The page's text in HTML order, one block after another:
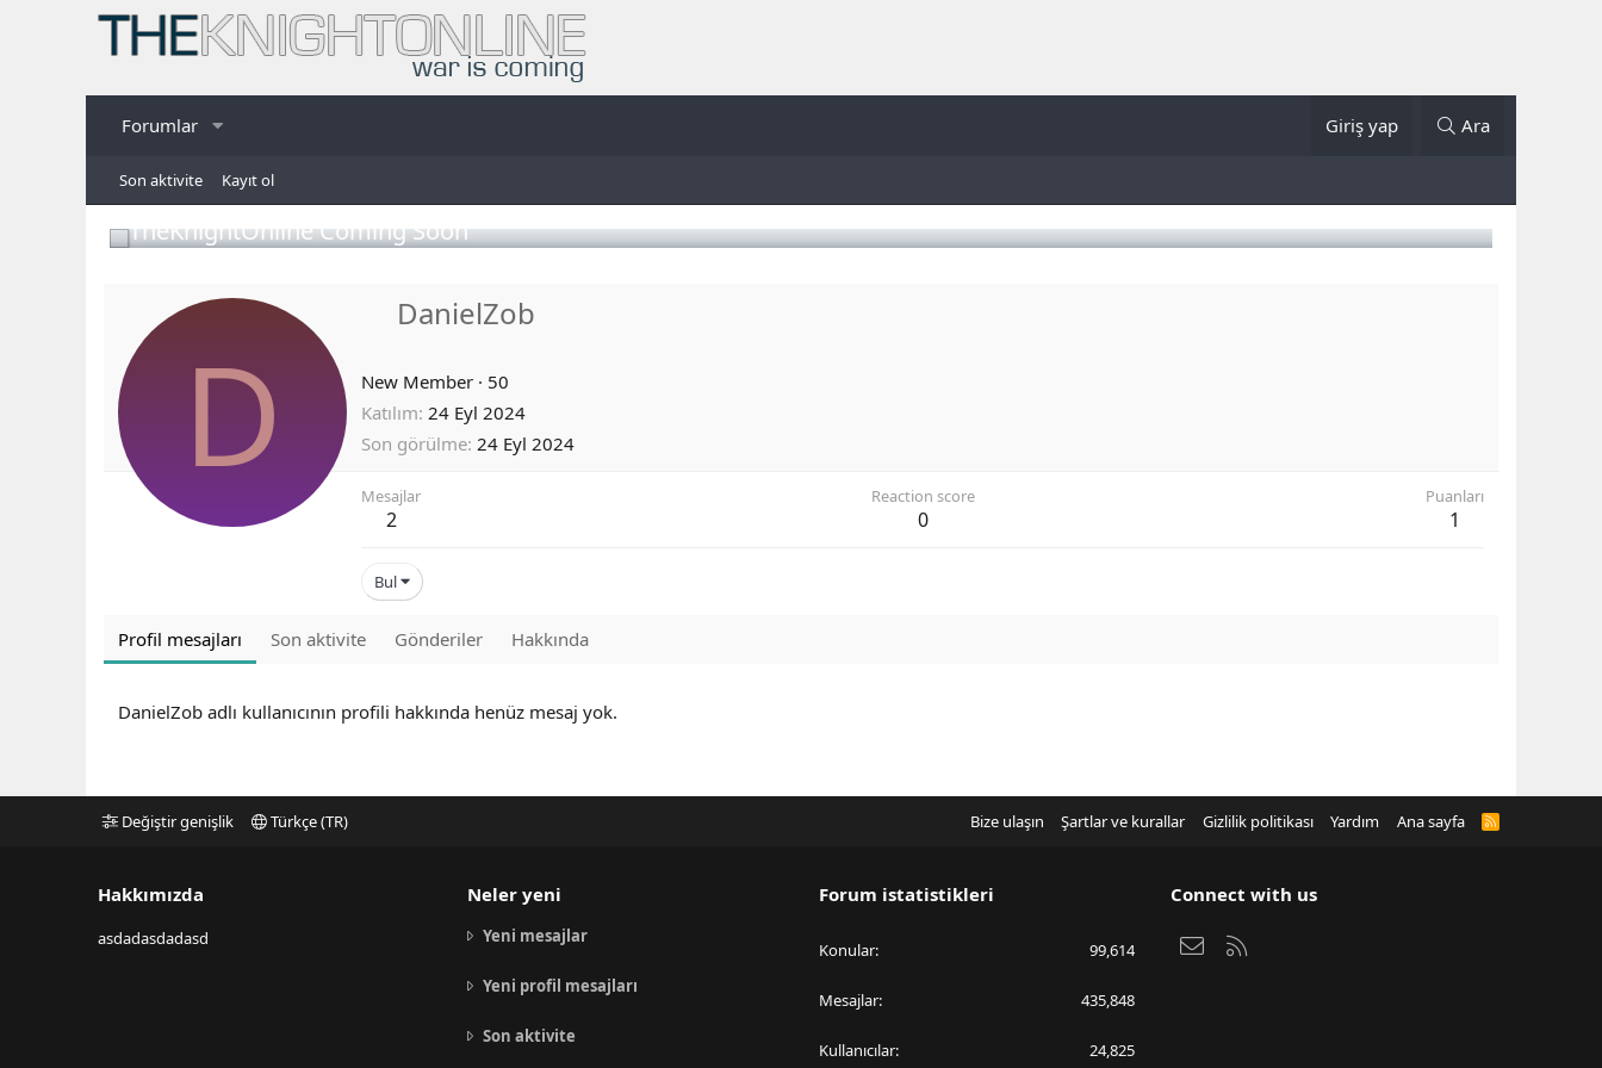
Forumlar Giriş yap Ara
Son aktivite Kayıt ol
TheKnightOnline Coming Soon
D
DanielZob
New Member · 50
Katılım 24 Eyl 2024
Son görülme 24 Eyl 2024
Mesajlar
2
Reaction score
0
Puanları
1
Bul
Profil mesajları Son aktivite Gönderiler Hakkında
DanielZob adlı kullanıcının profili hakkında henüz mesaj yok.
Değiştir genişlik Türkçe (TR) Bize ulaşın Şartlar ve kurallar Gizlilik politikası Yardım Ana sayfa
R
Hakkımızda
asdadasdadasd
Neler yeni
Yeni mesajlar
Yeni profil mesajları
Son aktivite
Forum istatistikleri
Konular 99,614
Mesajlar 435,848
Kullanıcılar 24,825
Connect with us
Bize ulaşın